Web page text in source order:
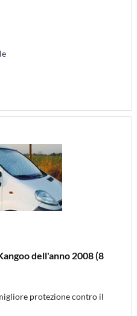
dell'anno 2008 (8
protezione contro il